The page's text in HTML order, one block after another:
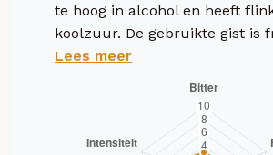
te hoog in alcohol en heeft
koolzuur. De gebruikte gist is
Lees meer